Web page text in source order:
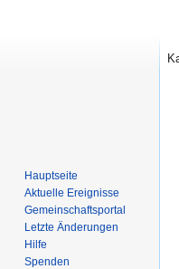
Hauptseite
Aktuelle Ereignisse
Gemeinschafts­portal
Letzte Änderungen
Hilfe
Spenden